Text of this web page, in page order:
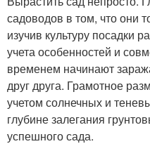
садоводов в том, что они
изучив культуру посадки
учета особенностей и
временем начинают
друг друга. Грамотное
учетом солнечных и
глубине залегания
успешного сада.